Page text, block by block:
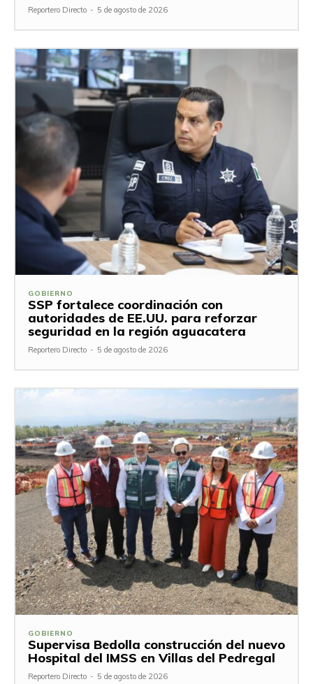
Reportero Directo - 5 de agosto de 2026
GOBIERNO
SSP fortalece coordinación con
autoridades de EE.UU. para reforzar
seguridad en la región aguacatera
Reportero Directo - 5 de agosto de 2026
GOBIERNO
Supervisa Bedolla construcción del nuevo
Hospital del IMSS en Villas del Pedregal
Reportero Directo - 5 de agosto de 2026